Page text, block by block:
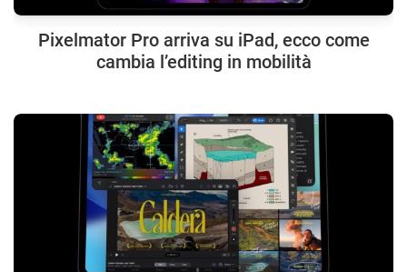
Pixelmator Pro arriva su iPad, ecco come
cambia l’editing in mobilità